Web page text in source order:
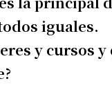
Suscribirme
iguales.
y cursos